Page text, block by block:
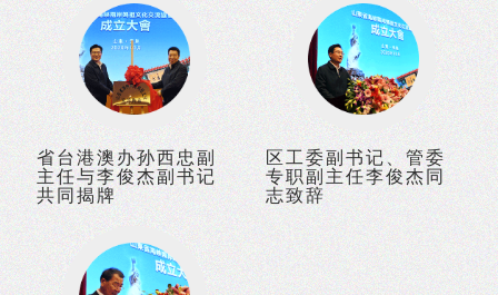
省台港澳办孙西忠副
主任与李俊杰副书记
共同揭牌
区工委副书记、管委
专职副主任李俊杰同
志致辞